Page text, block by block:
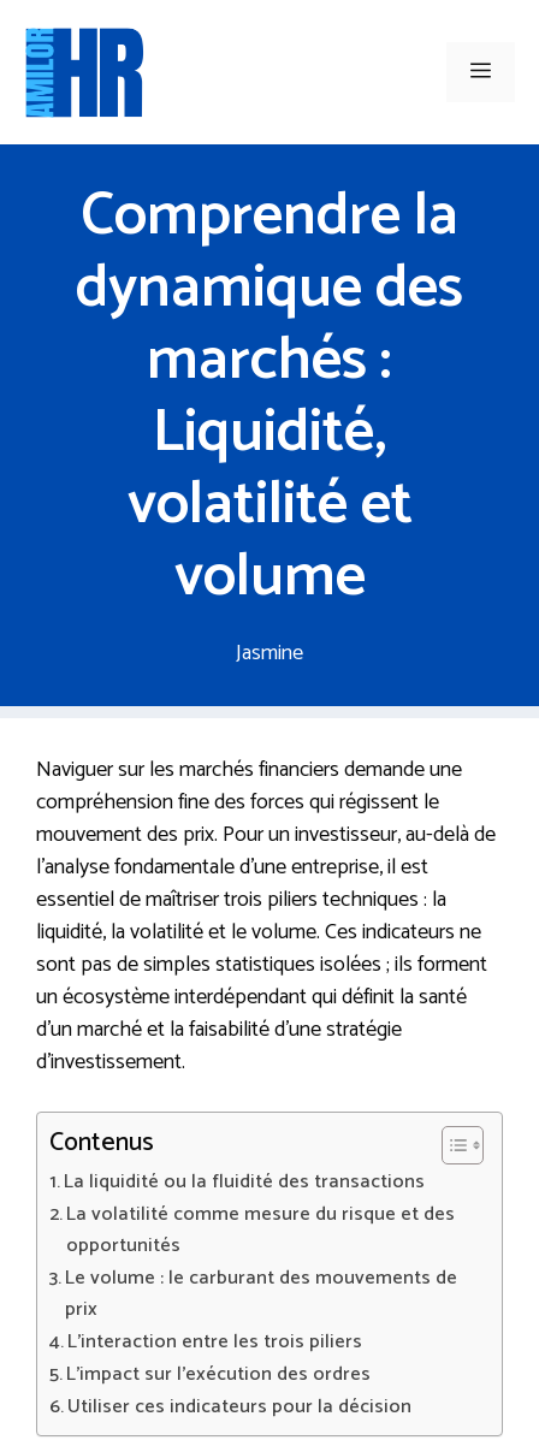
contenu
Menu
Comprendre la
dynamique des
marchés :
Liquidité,
volatilité et
volume
Jasmine
Naviguer sur les marchés financiers demande une
compréhension fine des forces qui régissent le
mouvement des prix. Pour un investisseur, au-delà de
l’analyse fondamentale d’une entreprise, il est
essentiel de maîtriser trois piliers techniques : la
liquidité, la volatilité et le volume. Ces indicateurs ne
sont pas de simples statistiques isolées ; ils forment
un écosystème interdépendant qui définit la santé
d’un marché et la faisabilité d’une stratégie
d’investissement.
Contenus
La liquidité ou la fluidité des transactions
La volatilité comme mesure du risque et des
opportunités
Le volume : le carburant des mouvements de
prix
L’interaction entre les trois piliers
L’impact sur l’exécution des ordres
Utiliser ces indicateurs pour la décision